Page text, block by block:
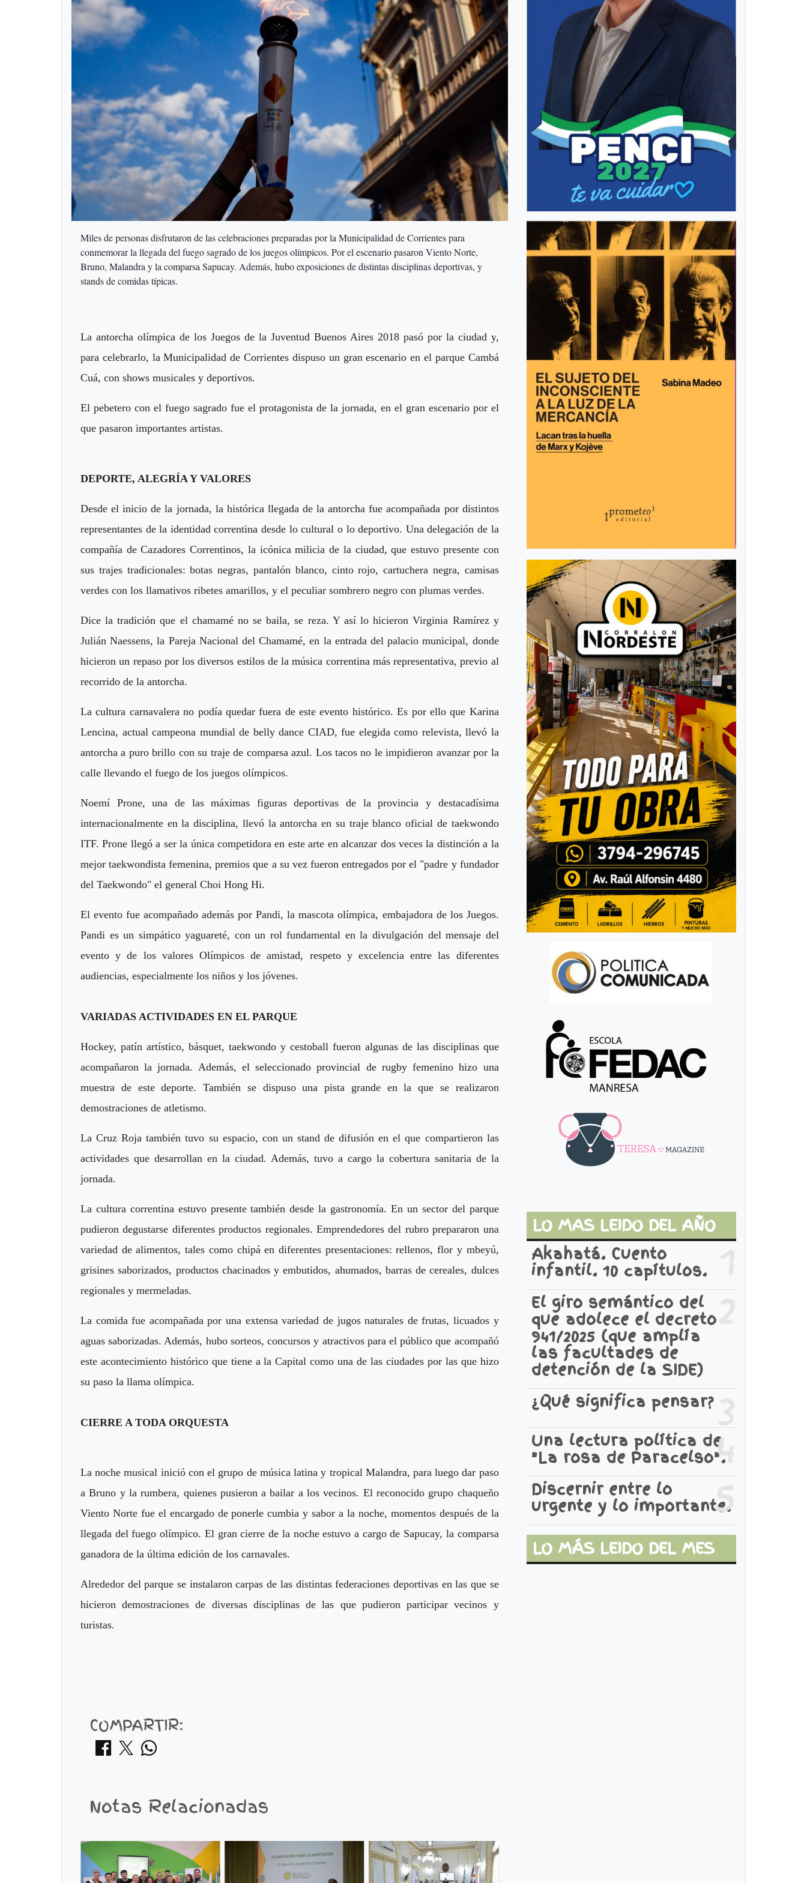
Miles de personas disfrutaron de las celebraciones preparadas por la Municipalidad de Corrientes para
conmemorar la llegada del fuego sagrado de los juegos olímpicos. Por el escenario pasaron Viento Norte,
Bruno, Malandra y la comparsa Sapucay. Además, hubo exposiciones de distintas disciplinas deportivas, y
stands de comidas típicas.
La antorcha olímpica de los Juegos de la Juventud Buenos Aires 2018 pasó por la ciudad y,
para celebrarlo, la Municipalidad de Corrientes dispuso un gran escenario en el parque Cambá
Cuá, con shows musicales y deportivos.
El pebetero con el fuego sagrado fue el protagonista de la jornada, en el gran escenario por el
que pasaron importantes artistas.
DEPORTE, ALEGRÍA Y VALORES
Desde el inicio de la jornada, la histórica llegada de la antorcha fue acompañada por distintos
representantes de la identidad correntina desde lo cultural o lo deportivo. Una delegación de la
compañía de Cazadores Correntinos, la icónica milicia de la ciudad, que estuvo presente con
sus trajes tradicionales: botas negras, pantalón blanco, cinto rojo, cartuchera negra, camisas
verdes con los llamativos ribetes amarillos, y el peculiar sombrero negro con plumas verdes.
Dice la tradición que el chamamé no se baila, se reza. Y así lo hicieron Virginia Ramírez y
Julián Naessens, la Pareja Nacional del Chamamé, en la entrada del palacio municipal, donde
hicieron un repaso por los diversos estilos de la música correntina más representativa, previo al
recorrido de la antorcha.
La cultura carnavalera no podía quedar fuera de este evento histórico. Es por ello que Karina
Lencina, actual campeona mundial de belly dance CIAD, fue elegida como relevista, llevó la
antorcha a puro brillo con su traje de comparsa azul. Los tacos no le impidieron avanzar por la
calle llevando el fuego de los juegos olímpicos.
Noemí Prone, una de las máximas figuras deportivas de la provincia y destacadísima
internacionalmente en la disciplina, llevó la antorcha en su traje blanco oficial de taekwondo
ITF. Prone llegó a ser la única competidora en este arte en alcanzar dos veces la distinción a la
mejor taekwondista femenina, premios que a su vez fueron entregados por el "padre y fundador
del Taekwondo" el general Choi Hong Hi.
El evento fue acompañado además por Pandi, la mascota olímpica, embajadora de los Juegos.
Pandi es un simpático yaguareté, con un rol fundamental en la divulgación del mensaje del
evento y de los valores Olímpicos de amistad, respeto y excelencia entre las diferentes
audiencias, especialmente los niños y los jóvenes.
VARIADAS ACTIVIDADES EN EL PARQUE
Hockey, patín artístico, básquet, taekwondo y cestoball fueron algunas de las disciplinas que
acompañaron la jornada. Además, el seleccionado provincial de rugby femenino hizo una
muestra de este deporte. También se dispuso una pista grande en la que se realizaron
demostraciones de atletismo.
La Cruz Roja también tuvo su espacio, con un stand de difusión en el que compartieron las
actividades que desarrollan en la ciudad. Además, tuvo a cargo la cobertura sanitaria de la
jornada.
La cultura correntina estuvo presente también desde la gastronomía. En un sector del parque
pudieron degustarse diferentes productos regionales. Emprendedores del rubro prepararon una
variedad de alimentos, tales como chipá en diferentes presentaciones: rellenos, flor y mbeyú,
grisines saborizados, productos chacinados y embutidos, ahumados, barras de cereales, dulces
regionales y mermeladas.
La comida fue acompañada por una extensa variedad de jugos naturales de frutas, licuados y
aguas saborizadas. Además, hubo sorteos, concursos y atractivos para el público que acompañó
este acontecimiento histórico que tiene a la Capital como una de las ciudades por las que hizo
su paso la llama olímpica.
CIERRE A TODA ORQUESTA
La noche musical inició con el grupo de música latina y tropical Malandra, para luego dar paso
a Bruno y la rumbera, quienes pusieron a bailar a los vecinos. El reconocido grupo chaqueño
Viento Norte fue el encargado de ponerle cumbia y sabor a la noche, momentos después de la
llegada del fuego olímpico. El gran cierre de la noche estuvo a cargo de Sapucay, la comparsa
ganadora de la última edición de los carnavales.
Alrededor del parque se instalaron carpas de las distintas federaciones deportivas en las que se
hicieron demostraciones de diversas disciplinas de las que pudieron participar vecinos y
turistas.
COMPARTIR:
Notas Relacionadas
LO MAS LEIDO DEL AÑO
1
Akahatá. Cuento
infantil. 10 capítulos.
2
El giro semántico del
que adolece el decreto
941/2025 (que amplía
las facultades de
detención de la SIDE)
3
¿Qué significa pensar?
4
Una lectura política de
"La rosa de Paracelso".
5
Discernir entre lo
urgente y lo importante.
LO MÁS LEIDO DEL MES